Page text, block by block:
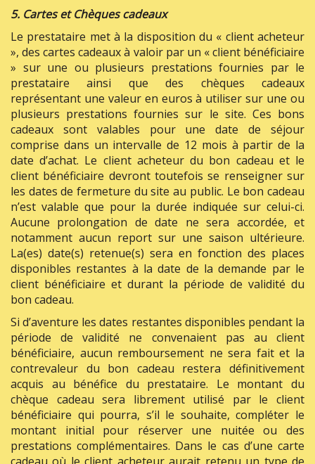
5. Cartes et Chèques cadeaux
Le prestataire met à la disposition du « client acheteur
», des cartes cadeaux à valoir par un « client bénéficiaire
» sur une ou plusieurs prestations fournies par le
prestataire ainsi que des chèques cadeaux
représentant une valeur en euros à utiliser sur une ou
plusieurs prestations fournies sur le site. Ces bons
cadeaux sont valables pour une date de séjour
comprise dans un intervalle de 12 mois à partir de la
date d’achat. Le client acheteur du bon cadeau et le
client bénéficiaire devront toutefois se renseigner sur
les dates de fermeture du site au public. Le bon cadeau
n’est valable que pour la durée indiquée sur celui-ci.
Aucune prolongation de date ne sera accordée, et
notamment aucun report sur une saison ultérieure.
La(es) date(s) retenue(s) sera en fonction des places
disponibles restantes à la date de la demande par le
client bénéficiaire et durant la période de validité du
bon cadeau.
Si d’aventure les dates restantes disponibles pendant la
période de validité ne convenaient pas au client
bénéficiaire, aucun remboursement ne sera fait et la
contrevaleur du bon cadeau restera définitivement
acquis au bénéfice du prestataire. Le montant du
chèque cadeau sera librement utilisé par le client
bénéficiaire qui pourra, s’il le souhaite, compléter le
montant initial pour réserver une nuitée ou des
prestations complémentaires. Dans le cas d’une carte